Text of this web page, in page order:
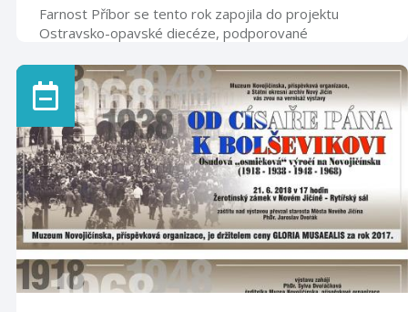
Farnost Příbor se tento rok zapojila do projektu
Ostravsko-opavské diecéze, podporované
chrámy. Jedná se o projekt, kdy jednotlivé farnosti
zpřístupní v daných měsících a dnech vybrané kostely. V
naší farnosti byl vybrán farní kostel Narození Panny
Marie. Otevírací doba bude od 1.5. 2018 do 31.10.
2018 a to vždy v sobotu od 9.00 do 12.00 a od 13.00
do 17.00 a v neděli od 13.00 do 17.00 hod. Po dobu
otevření kostela budou k dispozici proškolení průvodc
...